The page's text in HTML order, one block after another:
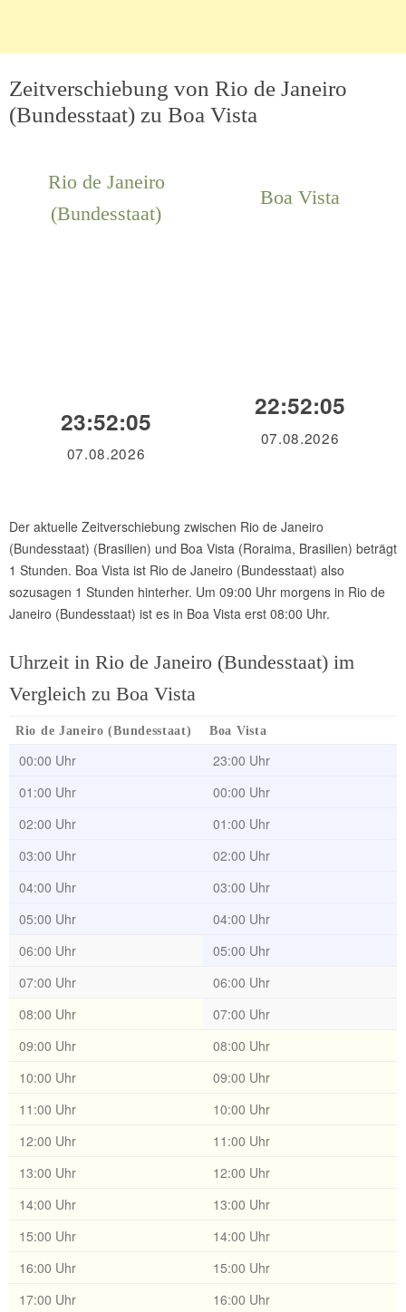
Zeitverschiebung von Rio de Janeiro
(Bundesstaat) zu Boa Vista
Rio de Janeiro
(Bundesstaat)
23:52:05
07.08.2026
Boa Vista
22:52:05
07.08.2026
Der aktuelle Zeitverschiebung zwischen Rio de Janeiro
(Bundesstaat) (Brasilien) und Boa Vista (Roraima, Brasilien) beträgt
1 Stunden. Boa Vista ist Rio de Janeiro (Bundesstaat) also
sozusagen 1 Stunden hinterher. Um 09:00 Uhr morgens in Rio de
Janeiro (Bundesstaat) ist es in Boa Vista erst 08:00 Uhr.
Uhrzeit in Rio de Janeiro (Bundesstaat) im
Vergleich zu Boa Vista
Rio de Janeiro (Bundesstaat) Boa Vista
00:00 Uhr
23:00 Uhr
01:00 Uhr
00:00 Uhr
02:00 Uhr
01:00 Uhr
03:00 Uhr
02:00 Uhr
04:00 Uhr
03:00 Uhr
05:00 Uhr
04:00 Uhr
06:00 Uhr
05:00 Uhr
07:00 Uhr
06:00 Uhr
08:00 Uhr
07:00 Uhr
09:00 Uhr
08:00 Uhr
10:00 Uhr
09:00 Uhr
11:00 Uhr
10:00 Uhr
12:00 Uhr
11:00 Uhr
13:00 Uhr
12:00 Uhr
14:00 Uhr
13:00 Uhr
15:00 Uhr
14:00 Uhr
16:00 Uhr
15:00 Uhr
17:00 Uhr
16:00 Uhr